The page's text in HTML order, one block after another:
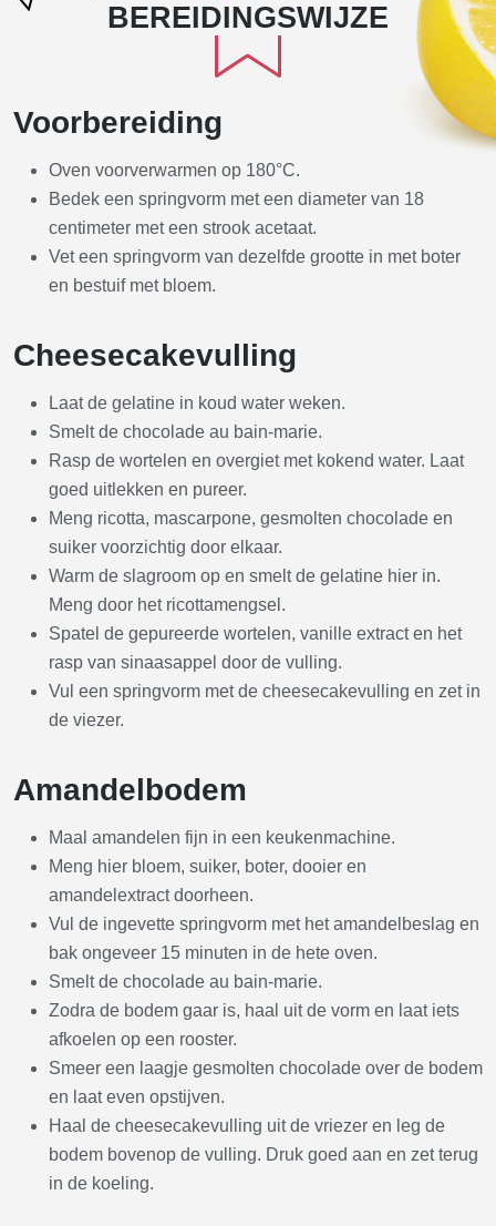
BEREIDINGSWIJZE
Voorbereiding
Oven voorverwarmen op 180°C.
Bedek een springvorm met een diameter van 18
centimeter met een strook acetaat.
Vet een springvorm van dezelfde grootte in met boter
en bestuif met bloem.
Cheesecakevulling
Laat de gelatine in koud water weken.
Smelt de chocolade au bain-marie.
Rasp de wortelen en overgiet met kokend water. Laat
goed uitlekken en pureer.
Meng ricotta, mascarpone, gesmolten chocolade en
suiker voorzichtig door elkaar.
Warm de slagroom op en smelt de gelatine hier in.
Meng door het ricottamengsel.
Spatel de gepureerde wortelen, vanille extract en het
rasp van sinaasappel door de vulling.
Vul een springvorm met de cheesecakevulling en zet in
de viezer.
Amandelbodem
Maal amandelen fijn in een keukenmachine.
Meng hier bloem, suiker, boter, dooier en
amandelextract doorheen.
Vul de ingevette springvorm met het amandelbeslag en
bak ongeveer 15 minuten in de hete oven.
Smelt de chocolade au bain-marie.
Zodra de bodem gaar is, haal uit de vorm en laat iets
afkoelen op een rooster.
Smeer een laagje gesmolten chocolade over de bodem
en laat even opstijven.
Haal de cheesecakevulling uit de vriezer en leg de
bodem bovenop de vulling. Druk goed aan en zet terug
in de koeling.